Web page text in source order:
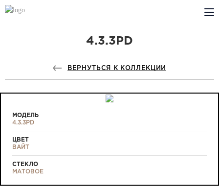
КОМПАНИЯ
PROFILDOORS
4.3.3PD
ВЕРНУТЬСЯ К КОЛЛЕКЦИИ
МОДЕЛЬ
4.3.3PD
ЦВЕТ
ВАЙТ
СТЕКЛО
МАТОВОЕ